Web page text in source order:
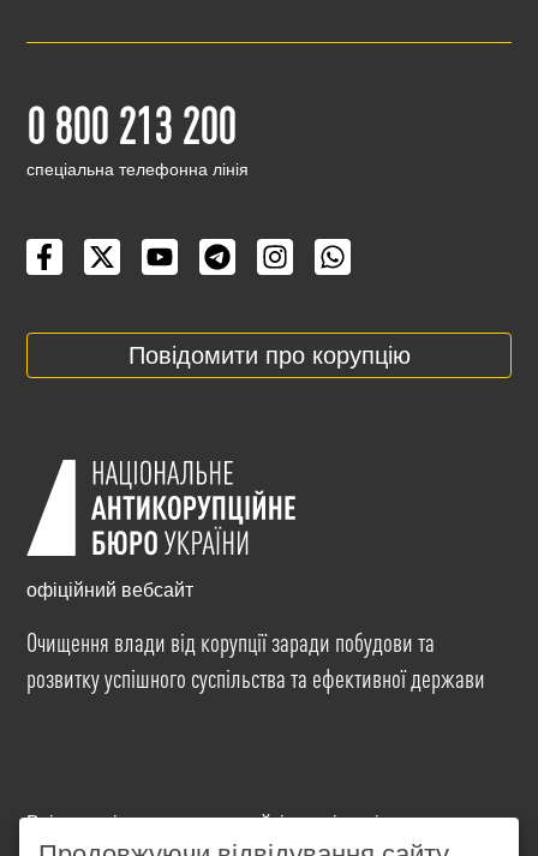
0 800 213 200
cпеціальна телефонна лінія
Повідомити про корупцію
офіційний вебсайт
Очищення влади від корупції заради побудови та
розвитку успішного суспільства та ефективної держави
Всі матеріали на цьому сайті розміщені на умовах
ліцензіїCreative Commons Attribution-NonCommercial-